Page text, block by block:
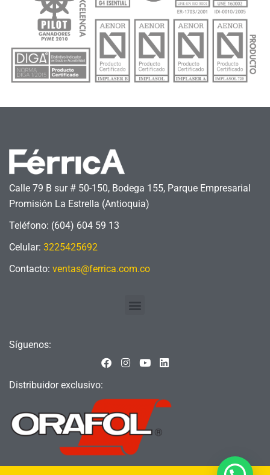
Calle 79 B sur # 50-150, Bodega 155, Parque Empresarial
Promisión La Estrella (Antioquia)
Teléfono: (604) 604 59 13
Celular: 3225425692
Contacto: ventas@ferrica.com.co
Menu
Síguenos:
F
a
b
o
o
k
I
a
g
r
a
Y
u
e
L
e
Distribuidor exclusivo: